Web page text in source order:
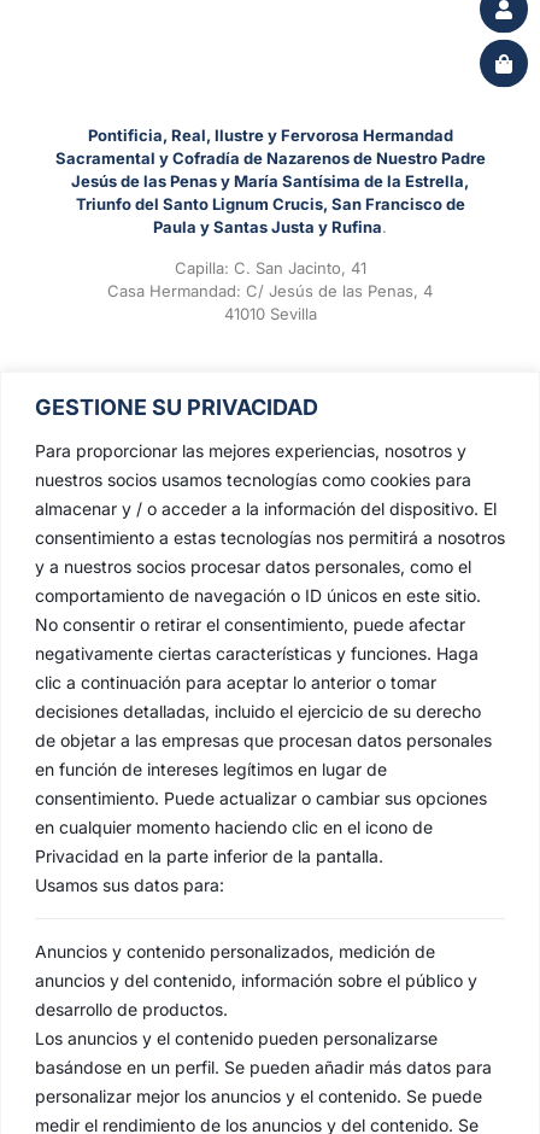
GESTIONE SU PRIVACIDAD
Para proporcionar las mejores experiencias, nosotros y
nuestros socios usamos tecnologías como cookies para
almacenar y / o acceder a la información del dispositivo. El
consentimiento a estas tecnologías nos permitirá a nosotros
y a nuestros socios procesar datos personales, como el
comportamiento de navegación o ID únicos en este sitio.
No consentir o retirar el consentimiento, puede afectar
negativamente ciertas características y funciones. Haga
clic a continuación para aceptar lo anterior o tomar
decisiones detalladas, incluido el ejercicio de su derecho
de objetar a las empresas que procesan datos personales
en función de intereses legítimos en lugar de
consentimiento. Puede actualizar o cambiar sus opciones
en cualquier momento haciendo clic en el icono de
Privacidad en la parte inferior de la pantalla.
Usamos sus datos para:
Anuncios y contenido personalizados, medición de
anuncios y del contenido, información sobre el público y
desarrollo de productos.
Los anuncios y el contenido pueden personalizarse
basándose en un perfil. Se pueden añadir más datos para
personalizar mejor los anuncios y el contenido. Se puede
medir el rendimiento de los anuncios y del contenido. Se
Pontificia, Real, Ilustre y Fervorosa Hermandad
Sacramental y Cofradía de Nazarenos de Nuestro Padre
Jesús de las Penas y María Santísima de la Estrella,
Triunfo del Santo Lignum Crucis, San Francisco de
Paula y Santas Justa y Rufina.
Capilla: C. San Jacinto, 41
Casa Hermandad: C/ Jesús de las Penas, 4
41010 Sevilla